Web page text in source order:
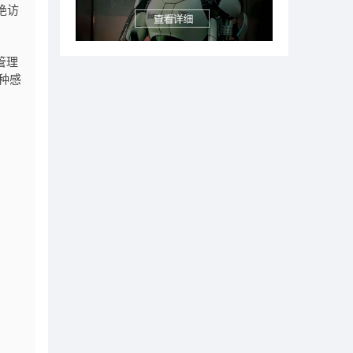
访
理
感